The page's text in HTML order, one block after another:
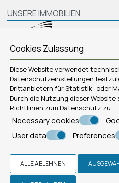
UNSERE IMMOBILIEN
Cookies Zulassung
Diese Website verwendet
Datenschutzeinstellungen
Drittanbietern für Statistik- oder
Durch die Nutzung dieser Website
Richtlinien zum Datenschutz zu.
Necessary cookies
User data
Preferences
ALLE ABLEHNEN